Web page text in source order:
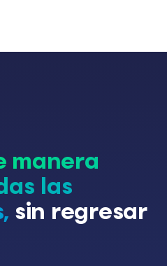
manera
las
sin regresar